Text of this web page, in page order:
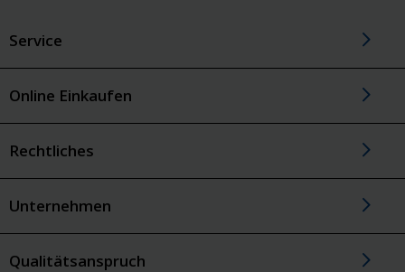
Service
Online Einkaufen
Rechtliches
Unternehmen
Qualitätsanspruch